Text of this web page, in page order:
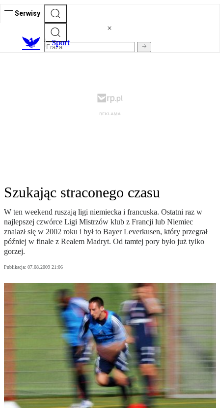
Serwisy
Sport
Szukając straconego czasu
W ten weekend ruszają ligi niemiecka i francuska. Ostatni raz w
najlepszej czwórce Ligi Mistrzów klub z Francji lub Niemiec
znalazł się w 2002 roku i był to Bayer Leverkusen, który przegrał
później w finale z Realem Madryt. Od tamtej pory było już tylko
gorzej.
Publikacja: 07.08.2009 21:06